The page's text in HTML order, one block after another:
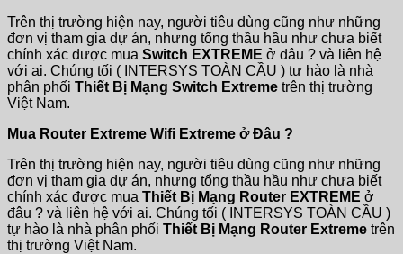
Trên thị trường hiện nay, người tiêu dùng cũng như những
đơn vị tham gia dự án, nhưng tổng thầu hầu như chưa biết
chính xác được mua Switch EXTREME ở đâu ? và liên hệ
với ai. Chúng tối ( INTERSYS TOÀN CẦU ) tự hào là nhà
phân phối Thiết Bị Mạng Switch Extreme trên thị trường
Việt Nam.
Mua Router Extreme Wifi Extreme ở Đâu ?
Trên thị trường hiện nay, người tiêu dùng cũng như những
đơn vị tham gia dự án, nhưng tổng thầu hầu như chưa biết
chính xác được mua Thiết Bị Mạng Router EXTREME ở
đâu ? và liên hệ với ai. Chúng tối ( INTERSYS TOÀN CẦU )
tự hào là nhà phân phối Thiết Bị Mạng Router Extreme trên
thị trường Việt Nam.